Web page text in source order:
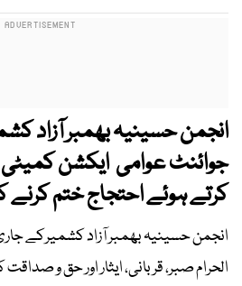
انجمن حسینیہ بھمبر آزاد
جوائنٹ عوامی ایکشن کمیٹی
کرتے ہوئے احتجاج ختم
انجمن حسینیہ بھمبر آزاد کشمیرکے
الحرام صبر، قربانی، ایثار اور حق و